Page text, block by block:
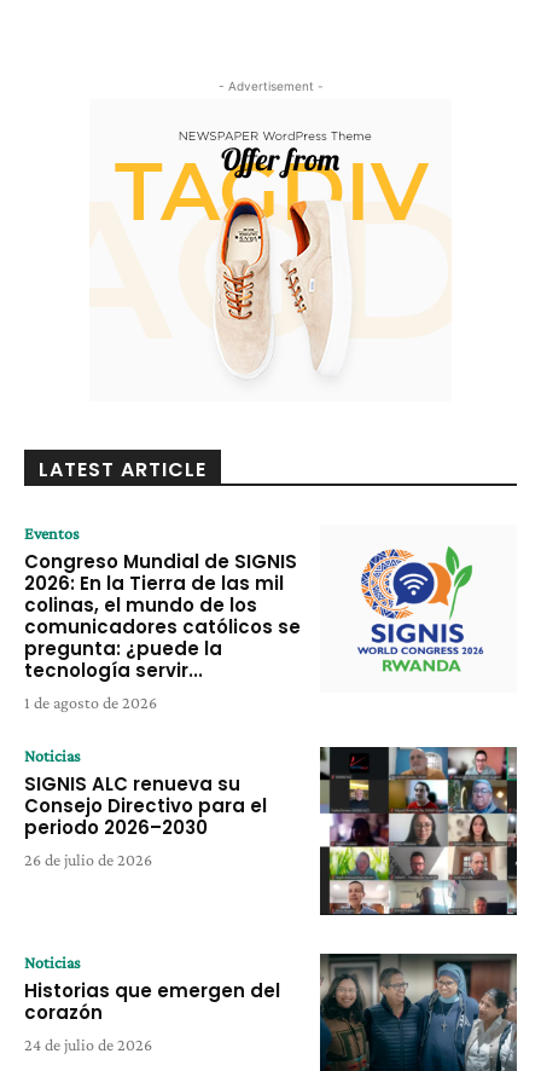
- Advertisement -
LATEST ARTICLE
Eventos
Congreso Mundial de SIGNIS
2026: En la Tierra de las mil
colinas, el mundo de los
comunicadores católicos se
pregunta: ¿puede la
tecnología servir...
1 de agosto de 2026
Noticias
SIGNIS ALC renueva su
Consejo Directivo para el
periodo 2026–2030
26 de julio de 2026
Noticias
Historias que emergen del
corazón
24 de julio de 2026